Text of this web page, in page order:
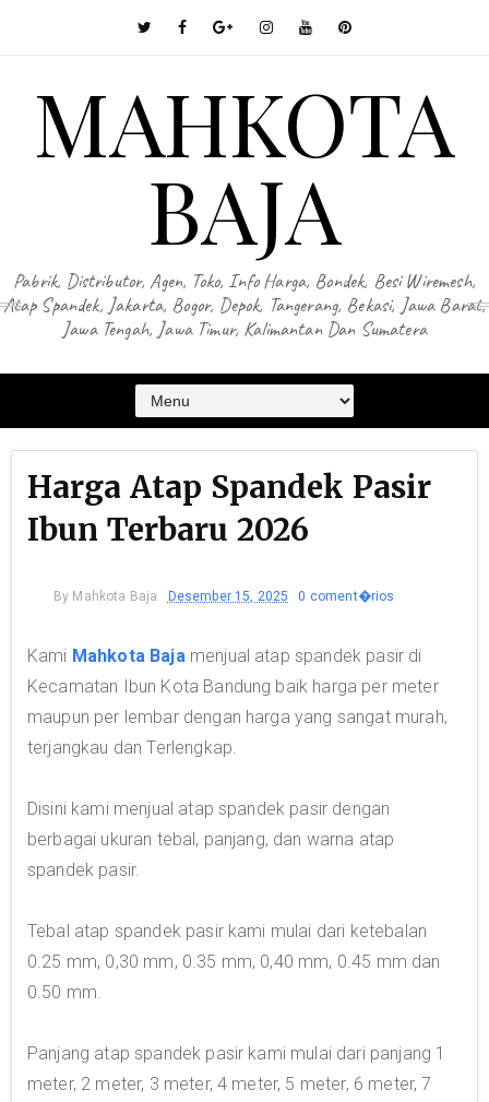
MAHKOTA
BAJA
Pabrik, Distributor, Agen, Toko, Info Harga, Bondek, Besi Wiremesh,
Atap Spandek, Jakarta, Bogor, Depok, Tangerang, Bekasi, Jawa Barat,
Jawa Tengah, Jawa Timur, Kalimantan Dan Sumatera
Harga Atap Spandek Pasir
Ibun Terbaru 2026
By Mahkota Baja Desember 15, 2025 0 coment�rios
Kami Mahkota Bajamenjual atap spandek pasir di
Kecamatan Ibun Kota Bandung baik harga per meter
maupun per lembar dengan harga yang sangat murah,
terjangkau dan Terlengkap.
Disini kami menjual atap spandek pasir dengan
berbagai ukuran tebal, panjang, dan warna atap
spandek pasir.
Tebal atap spandek pasir kami mulai dari ketebalan
0.25 mm, 0,30 mm, 0.35 mm, 0,40 mm, 0.45 mm dan
0.50 mm.
Panjang atap spandek pasir kami mulai dari panjang 1
meter, 2 meter, 3 meter, 4 meter, 5 meter, 6 meter, 7